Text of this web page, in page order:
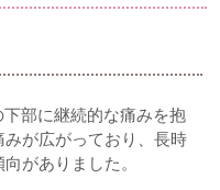
部に継続的な痛みを抱
が広がっており、長時
がありました。